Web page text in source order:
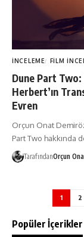
İNCELEME FILM
Dune Part Two:
Herbert’ın
Evren
Orçun Onat
Part Two hakkında
TarafındanOrçun
1 2
Popüler İçerikler